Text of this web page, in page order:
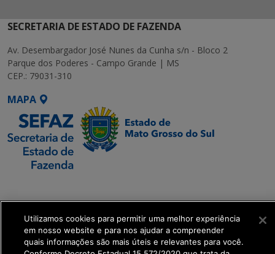
SECRETARIA DE ESTADO DE FAZENDA
Av. Desembargador José Nunes da Cunha s/n - Bloco 2
Parque dos Poderes - Campo Grande | MS
CEP.: 79031-310
MAPA
Executiva de
Transformação Digital
get_footer();
Utilizamos cookies para permitir uma melhor experiência
em nosso website e para nos ajudar a compreender
quais informações são mais úteis e relevantes para você.